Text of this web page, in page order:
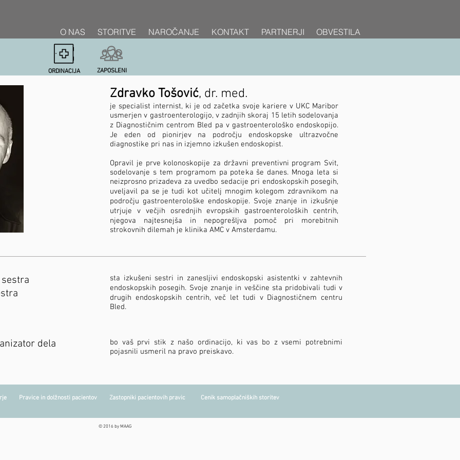
O NAS STORITVE NAROČANJE KONTAKT PARTNERJI OBVESTILA
ORDINACIJA ZAPOSLENI
O NAS STORITVE NAROČANJE KONTAKT PARTNERJI OBVESTILA
O NAS STORITVE NAROČANJE KONTAKT PARTNERJI OBVESTILA
Zdravko Tošović, dr. med.
je specialist internist, ki je od začetka svoje kariere v UKC Maribor
usmerjen v gastroenterologijo, v zadnjih skoraj 15 letih sodelovanja
z Diagnostičnim centrom Bled pa v gastroenterološko endoskopijo.
Je eden od pionirjev na področju endoskopske ultrazvočne
diagnostike pri nas in izjemno izkušen endoskopist.
Opravil je prve kolonoskopije za državni preventivni program Svit,
sodelovanje s tem programom pa poteka še danes. Mnoga leta si
neizprosno prizadeva za uvedbo sedacije pri endoskopskih posegih,
uveljavil pa se je tudi kot učitelj mnogim kolegom zdravnikom na
področju gastroenterološke endoskopije. Svoje znanje in izkušnje
utrjuje v večjih osrednjih evropskih gastroenteroloških centrih,
njegova najtesnejša in nepogrešljva pomoč pri morebitnih
strokovnih dilemah je klinika AMC v Amsterdamu.
dela
sta izkušeni sestri in zanesljivi endoskopski asistentki v zahtevnih
endoskopskih posegih. Svoje znanje in veščine sta pridobivali tudi v
drugih endoskopskih centrih, več let tudi v Diagnostičnem centru
Bled.
bo vaš prvi stik z našo ordinacijo, ki vas bo z vsemi potrebnimi
pojasnili usmeril na pravo preiskavo.
Pravice in dolžnosti pacientov Zastopniki pacientovih pravic Cenik samoplačniških storitev
© 2016 by MAAG